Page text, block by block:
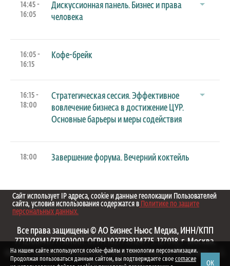
14:45 -
16:05
Дискуссионная панель. Бизнес и права
человека
16:05 -
16:15
Кофе-брейк
16:15 -
18:00
Стратегическая сессия. Эффективное
вовлечение бизнеса в достижение ЦУР.
Основные барьеры и меры содействия
18:00 Завершение форума. Вечерний коктейль
Сайт использует IP адреса, cookie и данные геолокации Пользователей
сайта, условия использования содержатся в Политике по защите
персональных данных.
Все права защищены © АО Бизнес Ньюс Медиа, ИНН/КПП
7712108141/771501001, ОГРН 1027739124775, 127018, г. Москва,
вн.тер.г. муниципальный округ Марьина Роща, ул. Полковая, д. 3,
стр. 1. 1999—2026
На нашем сайте используются cookie-файлы и технологии персонализации.
Продолжая пользоваться данным сайтом, вы подтверждаете свое согласие
ОК